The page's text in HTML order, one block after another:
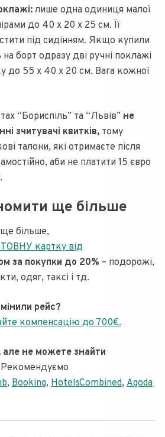
лише одна одиниця малої
до 40 х 20 х 25 см. Її
під сидінням. Якщо купили
борт одразу дві ручні поклажі
до 55 x 40 x 20 см. Вага кожної
“Бориспіль” та “Львів” не
зчитувачі квитків, тому
талони, які отримаєте після
аби не платити 15 євро
ще більше
більше,
картку від
за покупки до 20% – подорожі,
одяг, таксі і тд.
рейс?
компенсацію до 700€.
не можете знайти
Рекомендуємо
, Booking, HotelsCombined, Agoda